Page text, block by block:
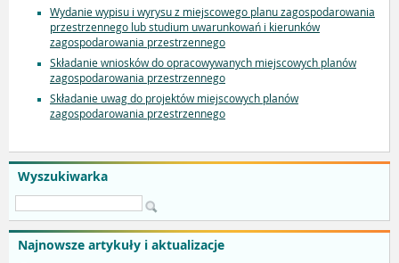
Wyszukiwarka
Najnowsze artykuły i aktualizacje
Wydanie wypisu i wyrysu z miejscowego planu zagospodarowania
przestrzennego lub studium uwarunkowań i kierunków
zagospodarowania przestrzennego
Składanie wniosków do opracowywanych miejscowych planów
zagospodarowania przestrzennego
Składanie uwag do projektów miejscowych planów
zagospodarowania przestrzennego